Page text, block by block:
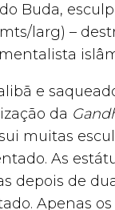
Buda,
larg) –
e
da
muitas
As
depois de
Apenas